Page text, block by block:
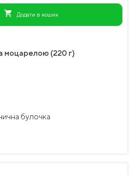
shopping_cart Додати в кошик
моцарелою (220 г)
булочка